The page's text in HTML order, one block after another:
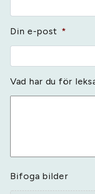
Din e-post *
Vad har du för
Bifoga bilder